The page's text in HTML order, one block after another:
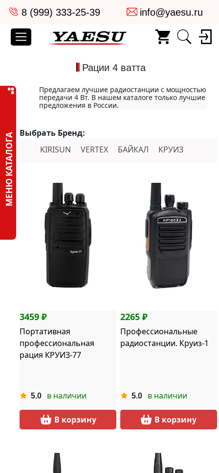
8 (999) 333-25-39 info@yaesu.ru
Рации 4 ватта
МЕНЮ КАТАЛОГА
Предлагаем лучшие радиостанции с мощностью
передачи 4 Вт. В нашем каталоге только лучшие
предложения в России.
Выбрать Бренд:
KIRISUN
VERTEX БАЙКАЛ КРУИЗ
3459 ₽
Портативная
профессиональная
рация КРУИЗ-77
5.0 в наличии
В корзину
2265 ₽
Профессиональные
радиостанции. Круиз-1
5.0 в наличии
В корзину